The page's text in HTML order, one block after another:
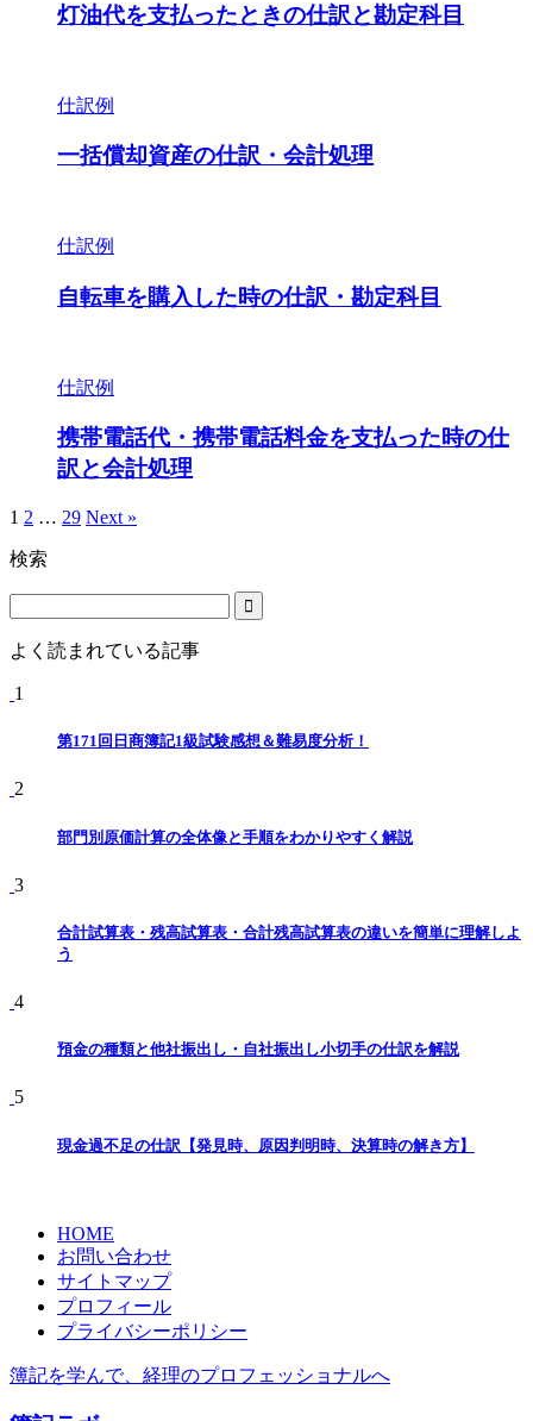
灯油代を支払ったときの仕訳と勘定科目
仕訳例
一括償却資産の仕訳・会計処理
仕訳例
自転車を購入した時の仕訳・勘定科目
仕訳例
携帯電話代・携帯電話料金を支払った時の仕
訳と会計処理
1 2 … 29 Next »
検索
よく読まれている記事
1
第171回日商簿記1級試験感想＆難易度分析！
2
部門別原価計算の全体像と手順をわかりやすく解説
3
合計試算表・残高試算表・合計残高試算表の違いを簡単に理解しよ
う
4
預金の種類と他社振出し・自社振出し小切手の仕訳を解説
5
現金過不足の仕訳【発見時、原因判明時、決算時の解き方】
HOME
お問い合わせ
サイトマップ
プロフィール
プライバシーポリシー
簿記を学んで、経理のプロフェッショナルへ